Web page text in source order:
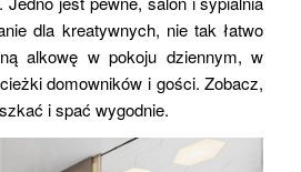
dla kreatywnych, nie tak łatwo
alkowę w pokoju dziennym, w
domowników i gości. Zobacz,
i spać wygodnie.